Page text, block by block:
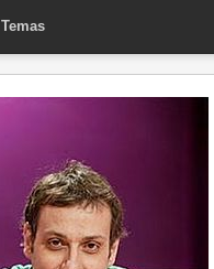
Temas